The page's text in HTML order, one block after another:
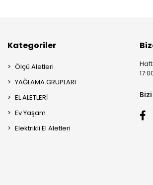
Kategoriler
Ölçü Aletleri
YAĞLAMA GRUPLARI
EL ALETLERİ
Ev Yaşam
Elektrikli El Aletleri